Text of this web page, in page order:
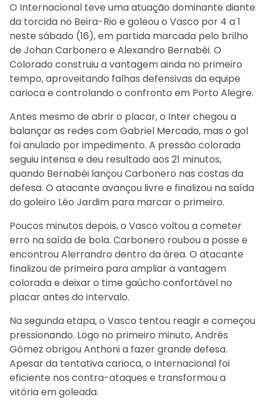
O Internacional teve uma atuação dominante diante
da torcida no Beira-Rio e goleou o Vasco por 4 a 1
neste sábado (16), em partida marcada pelo brilho
de Johan Carbonero e Alexandro Bernabéi. O
Colorado construiu a vantagem ainda no primeiro
tempo, aproveitando falhas defensivas da equipe
carioca e controlando o confronto em Porto Alegre.
Antes mesmo de abrir o placar, o Inter chegou a
balançar as redes com Gabriel Mercado, mas o gol
foi anulado por impedimento. A pressão colorada
seguiu intensa e deu resultado aos 21 minutos,
quando Bernabéi lançou Carbonero nas costas da
defesa. O atacante avançou livre e finalizou na saída
do goleiro Léo Jardim para marcar o primeiro.
Poucos minutos depois, o Vasco voltou a cometer
erro na saída de bola. Carbonero roubou a posse e
encontrou Alerrandro dentro da área. O atacante
finalizou de primeira para ampliar a vantagem
colorada e deixar o time gaúcho confortável no
placar antes do intervalo.
Na segunda etapa, o Vasco tentou reagir e começou
pressionando. Logo no primeiro minuto, Andrés
Gómez obrigou Anthoni a fazer grande defesa.
Apesar da tentativa carioca, o Internacional foi
eficiente nos contra-ataques e transformou a
vitória em goleada.